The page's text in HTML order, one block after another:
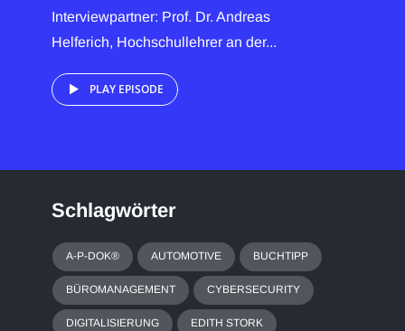
Interviewpartner: Prof. Dr. Andreas
Helferich, Hochschullehrer an der...
PLAY EPISODE
Schlagwörter
A-P-DOK® AUTOMOTIVE BUCHTIPP
BÜROMANAGEMENT CYBERSECURITY
DIGITALISIERUNG EDITH STORK